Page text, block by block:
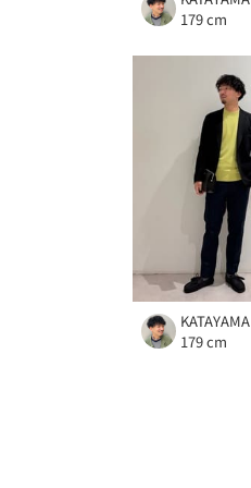
179 cm
KATAYAMA
179 cm